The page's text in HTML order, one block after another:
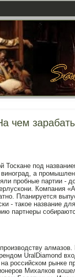
чем
Тоскане под
а
пробные партии -
Компания
Планируется
- такое название
партнеры
UralDiamond
российском рынке
Михалков